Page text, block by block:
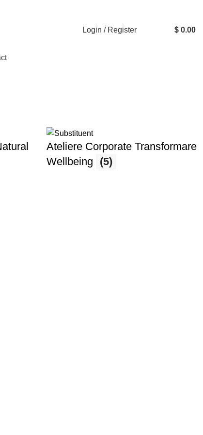
Login / Register $ 0.00
Ateliere Corporate Transformare
Wellbeing
(5)